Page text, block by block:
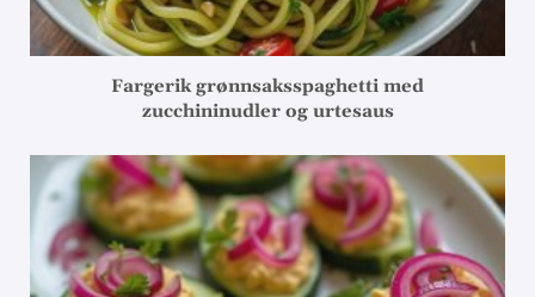
Fargerik grønnsaksspaghetti med
zucchininudler og urtesaus